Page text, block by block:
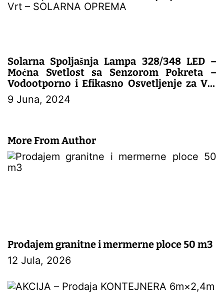
Solarna Spoljašnja Lampa 328/348 LED –
Moćna Svetlost sa Senzorom Pokreta –
Vodootporno i Efikasno Osvetljenje za Vaš
Vrt
9 Juna, 2024
More From Author
Prodajem granitne i mermerne ploce 50 m3
12 Jula, 2026